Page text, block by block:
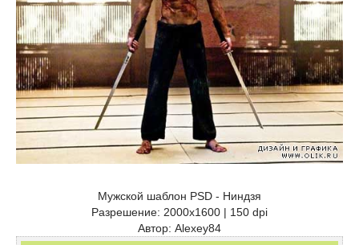
Мужской шаблон PSD - Ниндзя
Разрешение: 2000x1600 | 150 dpi
Автор: Alexey84